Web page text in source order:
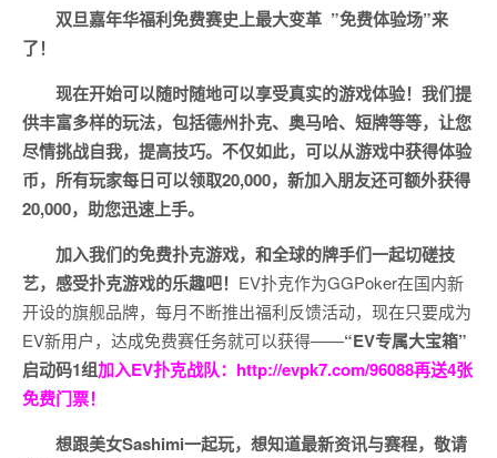
双旦嘉年华福利免费赛史上最大变革 ”免费体验场”来
了！
现在开始可以随时随地可以享受真实的游戏体验！我们提
供丰富多样的玩法，包括德州扑克、奥马哈、短牌等等，让您
尽情挑战自我，提高技巧。不仅如此， 可以从游戏中获得体验
币，所有玩家每日可以领取20,000，新加入朋友还可额外获得
20,000，助您迅速上手。
加入我们的免费扑克游戏，和全球的牌手们一起切磋技
艺，感受扑克游戏的乐趣吧！ EV扑克作为GGPoker在国内新
开设的旗舰品牌，每月不断推出福利反馈活动，现在只要成为
EV新用户，达成免费赛任务就可以获得——“EV专属大宝箱”
启动码1组加入EV扑克战队： http://evpk7.com/96088再送4张
免费门票！
想跟美女Sashimi一起玩， 想知道最新资讯与赛程， 敬请